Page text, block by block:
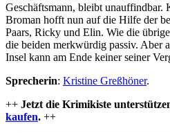
Geschäftsmann, bleibt
Broman hofft nun auf die Hilfe der
Paars, Ricky und Elin. Wie die
die beiden merkwürdig passiv. Aber
Insel kann am Ende keiner seiner
Sprecherin: Kristine Greßhöner.
++ Jetzt die Krimikiste
kaufen. ++